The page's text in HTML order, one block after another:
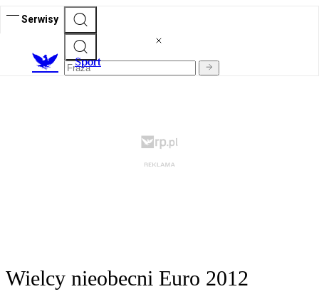
Serwisy
Sport
Wielcy nieobecni Euro 2012